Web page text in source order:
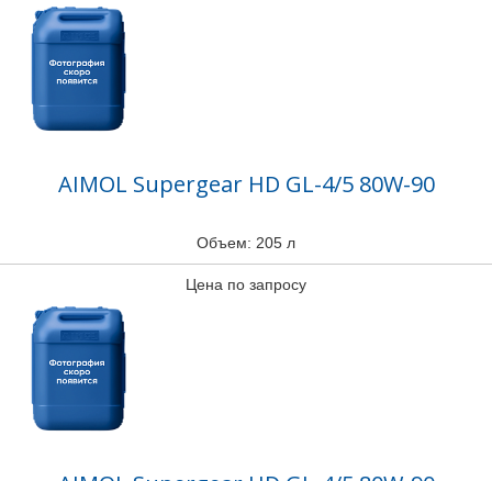
AIMOL Supergear HD GL-4/5 80W-90
Объем: 205 л
Цена по запросу